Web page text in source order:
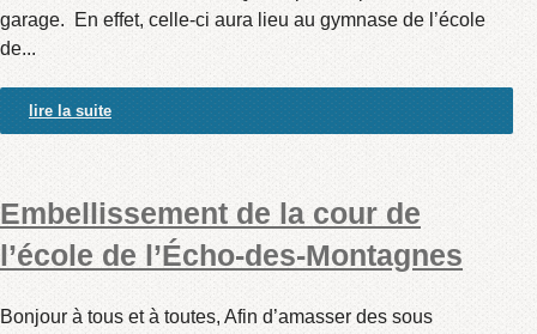
garage. En effet, celle-ci aura lieu au gymnase de l’école
de...
lire la suite
Embellissement de la cour de
l’école de l’Écho-des-Montagnes
Bonjour à tous et à toutes, Afin d’amasser des sous